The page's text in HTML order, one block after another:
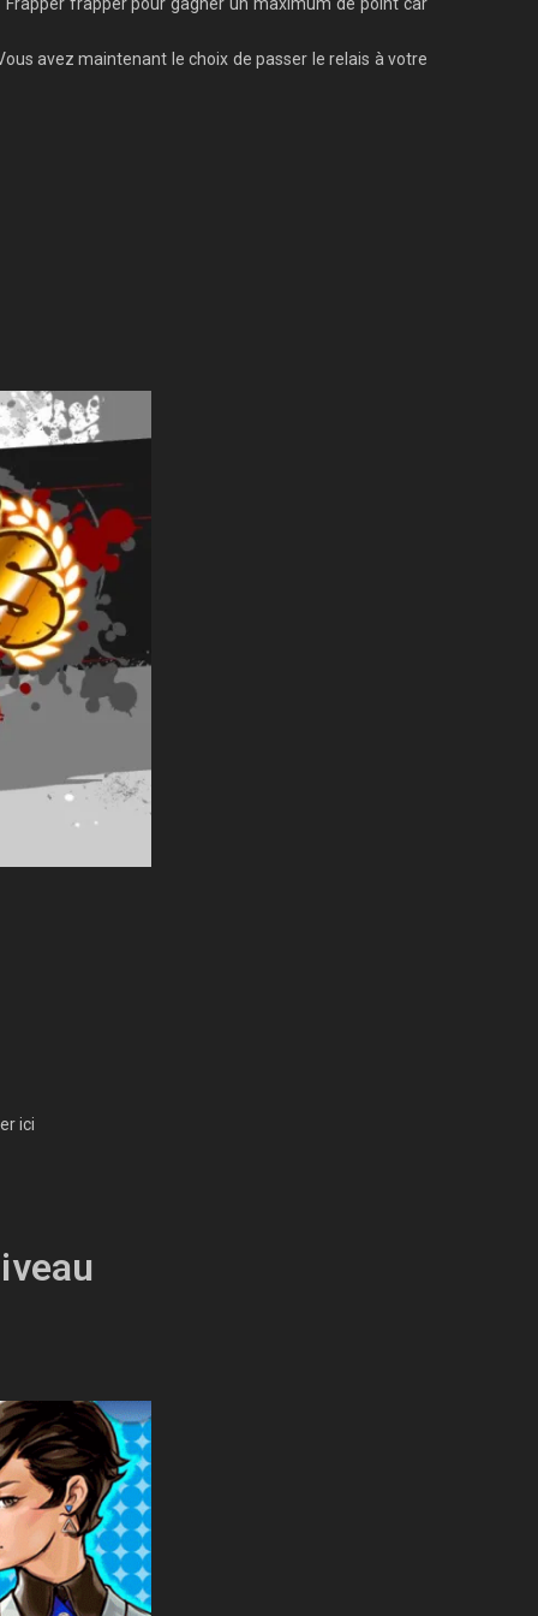
avez maintenant le choix de passer le relais à votre
ici